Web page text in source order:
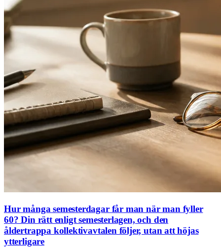
Hur många semesterdagar får man när man fyller
60? Din rätt enligt semesterlagen, och den
åldertrappa kollektivavtalen följer, utan att höjas
ytterligare